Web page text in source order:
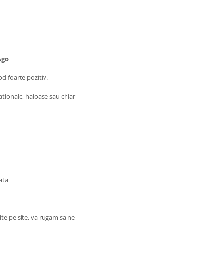
foarte pozitiv.
haioase sau chiar
pe site, va rugam sa ne